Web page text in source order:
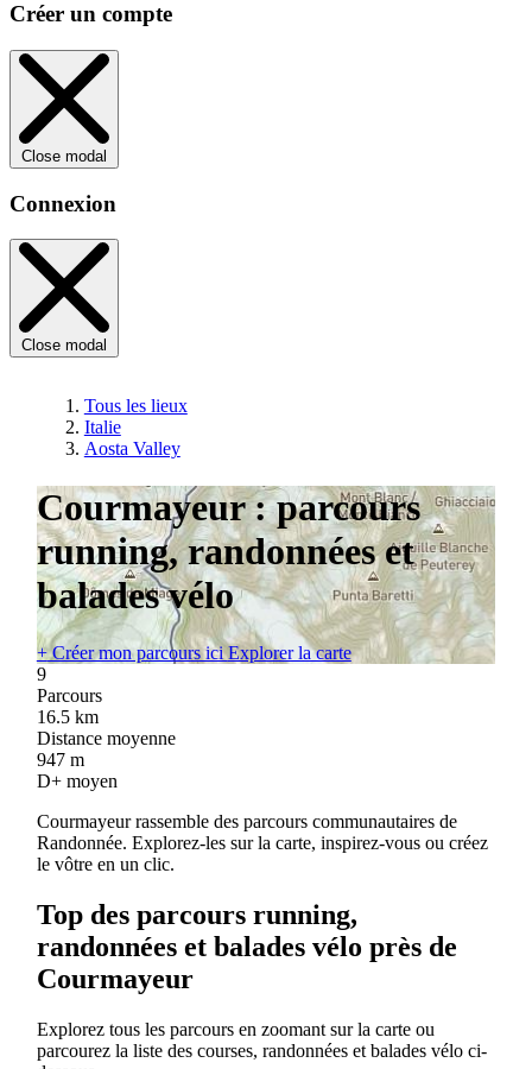
Créer un compte
Close modal
Connexion
Close modal
Tous les lieux
Italie
Aosta Valley
Courmayeur : parcours
running, randonnées et
balades vélo
+Créer mon parcours iciExplorer la carte
9
Parcours
16.5 km
Distance moyenne
947 m
D+ moyen
Courmayeur rassemble des parcours communautaires de
Randonnée. Explorez-les sur la carte, inspirez-vous ou créez
le vôtre en un clic.
Top des parcours running,
randonnées et balades vélo près de
Courmayeur
Explorez tous les parcours en zoomant sur la carte ou
parcourez la liste des courses, randonnées et balades vélo ci-